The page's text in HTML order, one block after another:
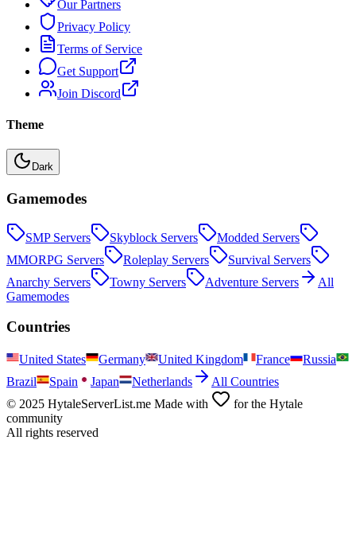
Our Partners
Privacy Policy
Terms of Service
Get Support
Join Discord
Theme
Dark
Gamemodes
SMPServers Skyblock Servers Modded Servers
MMORPG Servers Roleplay Servers Survival Servers
Anarchy Servers Towny Servers Adventure Servers
All
Gamemodes
Countries
United States Germany United Kingdom France
Russia
Brazil
Spain Japan Netherlands
All Countries
© 2025 HytaleServerList.me Made with
for the Hytale
community
All rights reserved